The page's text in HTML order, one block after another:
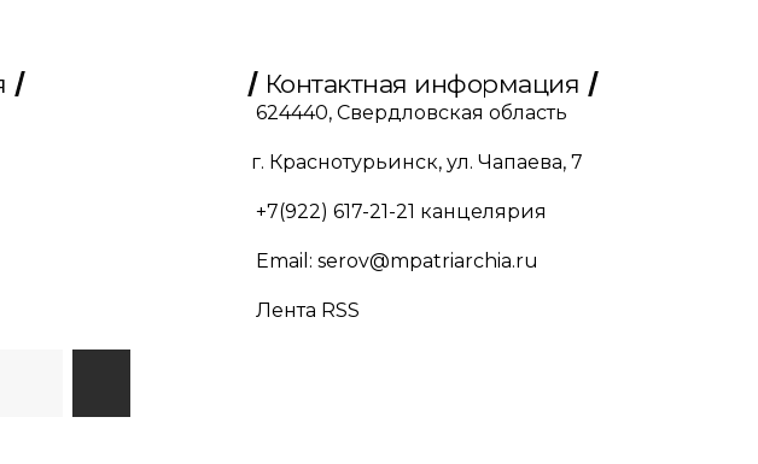
Контактная информация
624440, Свердловская область
г. Краснотурьинск, ул. Чапаева, 7
+7(922) 617-21-21 канцелярия
Email: serov@mpatriarchia.ru
Лента RSS